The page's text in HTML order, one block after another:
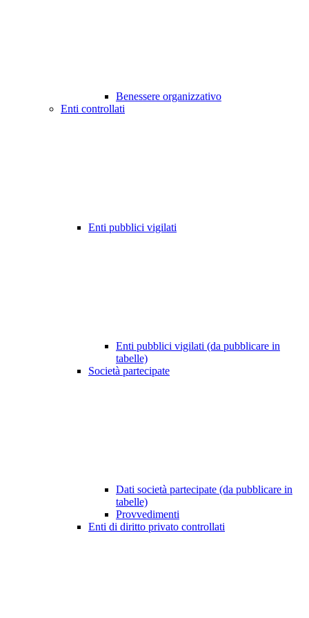
Benessere organizzativo
Enti controllati
Enti pubblici vigilati
Enti pubblici vigilati (da pubblicare in
tabelle)
Società partecipate
Dati società partecipate (da pubblicare in
tabelle)
Provvedimenti
Enti di diritto privato controllati